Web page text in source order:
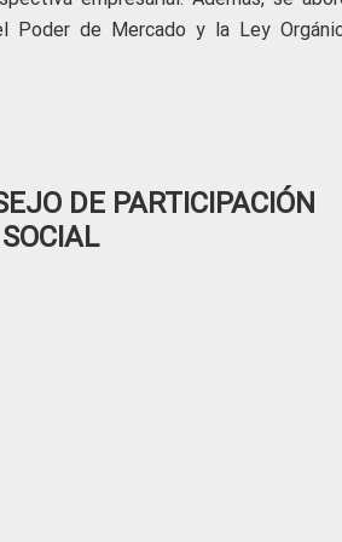
Poder de Mercado y la Ley
DE PARTICIPACIÓN